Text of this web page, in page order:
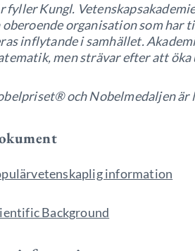
fyller Kungl.
oberoende organisation som har
inflytande i samhället.
men strävar efter att
och Nobelmedaljen
information
Background